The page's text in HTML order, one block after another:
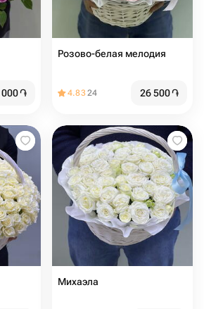
֏
Розово-белая мелодия
4.8324 26 500֏
Михаэла